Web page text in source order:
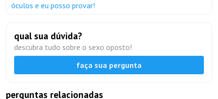
óculos e eu posso provar!
qual sua dúvida?
descubra tudo sobre o sexo oposto!
faça sua pergunta
perguntas relacionadas